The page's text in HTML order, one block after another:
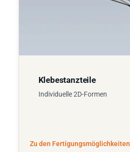
Klebestanzteile
Individuelle 2D-Formen
Zu den Fertigungsmöglichkeiten